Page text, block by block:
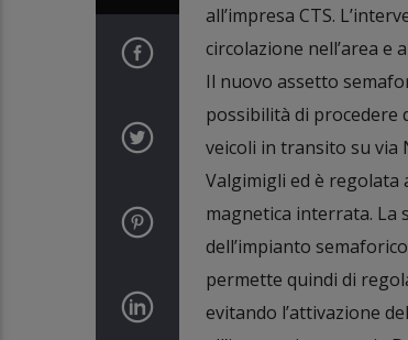
all’impresa CTS.
circolazione nell’area
Il nuovo assetto
possibilità di procedere
veicoli in transito su via
Valgimigli ed è
magnetica interrata. La
dell’impianto
permette quindi di
evitando l’attivazione